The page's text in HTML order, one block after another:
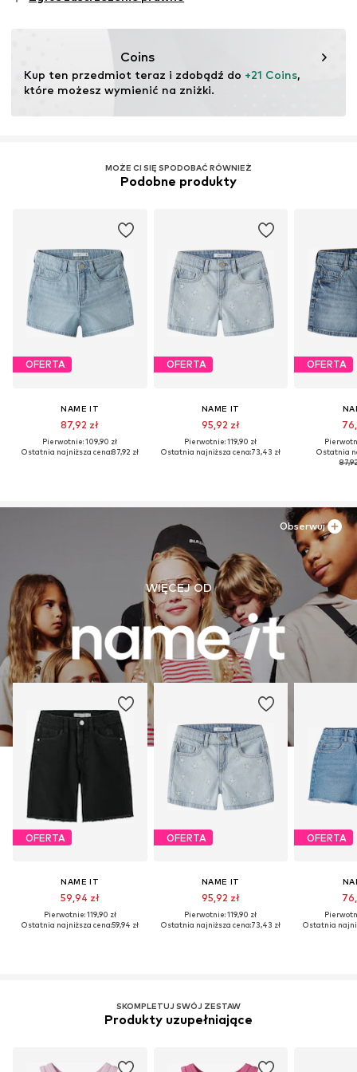
testu
Ten produkt zawiera materiały pochodzące z recyklingu
pochodzących z recyklingu może zmniejszyć
zapotrzebowanie na surowce, uniknąć odpadów i chronić
zasoby naturalne.
Coins
Kup ten przedmiot teraz i zdobądź do +21 Coins,
które możesz wymienić na zniżki.
MOŻE CI SIĘ SPODOBAĆ RÓWNIEŻ
Podobne produkty
OFERTA
NAME IT
87,92 zł
Pierwotnie: 109,90 zł
Ostatnia najniższa cena:87,92 zł
OFERTA
NAME IT
95,92 zł
Pierwotnie: 119,90 zł
Ostatnia najniższa cena:73,43 zł
OFERTA
Ostatnia
WIĘCEJ OD
OFERTA
NAME IT
59,94 zł
Pierwotnie: 119,90 zł
Ostatnia najniższa cena:59,94 zł
OFERTA
NAME IT
95,92 zł
Pierwotnie: 119,90 zł
Ostatnia najniższa cena:73,43 zł
OFERTA
Ostatnia
Obserwuj
SKOMPLETUJ SWÓJ ZESTAW
Produkty uzupełniające